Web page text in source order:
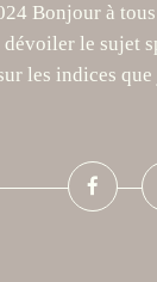
Bonjour à
dévoiler le sujet
les indices que